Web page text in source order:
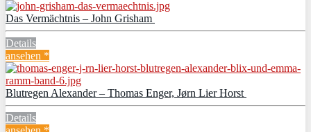
Das Vermächtnis – John Grisham
Details
ansehen *
Blutregen Alexander – Thomas Enger, Jørn Lier Horst
Details